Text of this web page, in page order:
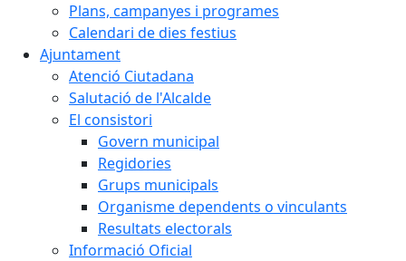
Plans, campanyes i programes
Calendari de dies festius
Ajuntament
Atenció Ciutadana
Salutació de l'Alcalde
El consistori
Govern municipal
Regidories
Grups municipals
Organisme dependents o vinculants
Resultats electorals
Informació Oficial